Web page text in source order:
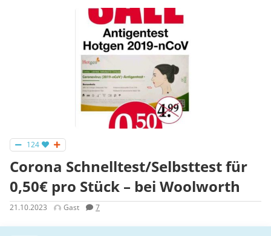
124
Corona Schnelltest/Selbsttest für
0,50€ pro Stück – bei Woolworth
21.10.2023 Gast 7